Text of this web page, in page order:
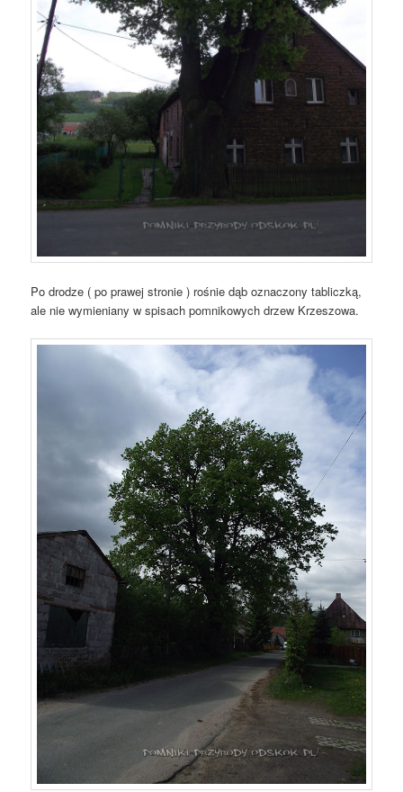
Po drodze ( po prawej stronie ) rośnie dąb oznaczony tabliczką,
ale nie wymieniany w spisach pomnikowych drzew Krzeszowa.